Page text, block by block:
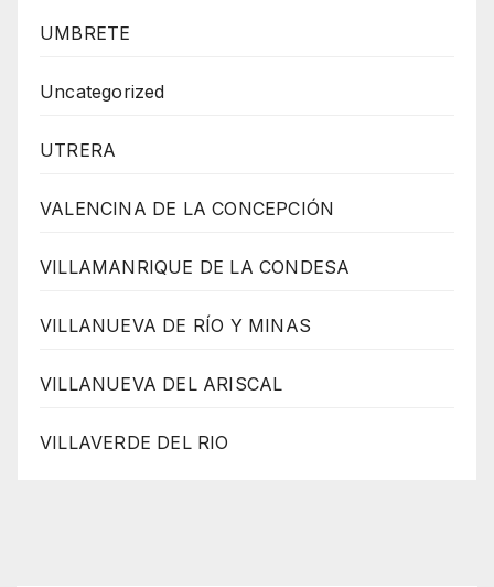
UMBRETE
Uncategorized
UTRERA
VALENCINA DE LA CONCEPCIÓN
VILLAMANRIQUE DE LA CONDESA
VILLANUEVA DE RÍO Y MINAS
VILLANUEVA DEL ARISCAL
VILLAVERDE DEL RIO